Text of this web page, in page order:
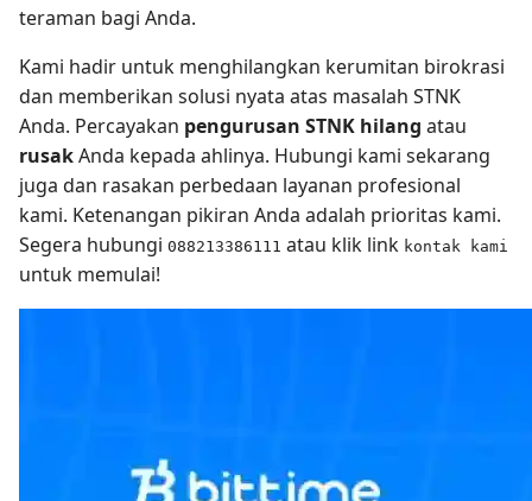
teraman bagi Anda.
Kami hadir untuk menghilangkan kerumitan birokrasi
dan memberikan solusi nyata atas masalah STNK
Anda. Percayakan pengurusan STNK hilang atau
rusakAnda kepada ahlinya. Hubungi kami sekarang
juga dan rasakan perbedaan layanan profesional
kami. Ketenangan pikiran Anda adalah prioritas kami.
Segera hubungi 088213386111 atau klik link kontak kami
untuk memulai!